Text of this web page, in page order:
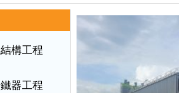
構工程
器工程